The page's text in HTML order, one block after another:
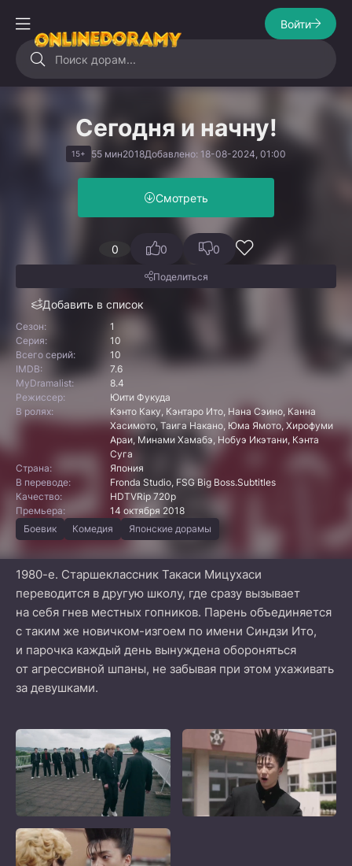
Войти
Сегодня и начну!
15+ 55 мин2018Добавлено: 18-08-2024, 01:00
Смотреть
0
Добавить в список
0 0
Поделиться
Сезон:
1
Серия:
10
Всего серий:
10
IMDB:
7.6
MyDramalist:
8.4
Режиссер:
Юити Фукуда
В ролях:
Кэнто Каку, Кэнтаро Ито, Нана Сэино, Канна
Хасимото, Таига Накано, Юма Ямото, Хирофуми
Араи, Минами Хамабэ, Нобуэ Икэтани, Кэнта
Суга
Страна:
Япония
В переводе:
Fronda Studio, FSG Big Boss.Subtitles
Качество:
HDTVRip 720p
Премьера:
14 октября 2018
Боевик
Комедия Японские дорамы
1980-е. Старшеклассник Такаси Мицухаси
переводится в другую школу, где сразу вызывает
на себя гнев местных гопников. Парень объединяется
с таким же новичком-изгоем по имени Синдзи Ито,
и парочка каждый день вынуждена обороняться
от агрессивной шпаны, не забывая при этом ухаживать
за девушками.